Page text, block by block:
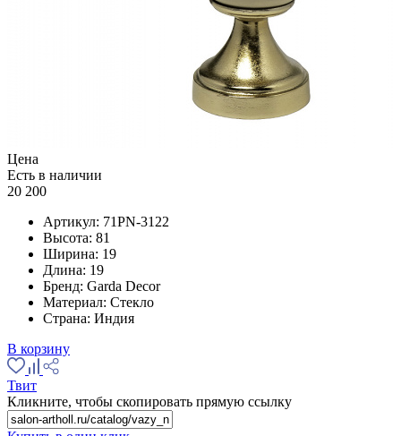
Цена
Есть в наличии
20 200
Артикул: 71PN-3122
Высота: 81
Ширина: 19
Длина: 19
Бренд: Garda Decor
Материал: Стекло
Страна: Индия
В корзину
Твит
Кликните, чтобы скопировать прямую ссылку